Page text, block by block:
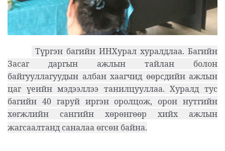
Түргэн багийн ИНХурал хуралдлаа. Багийн
Засаг даргын ажлын тайлан болон
байгууллагуудын албан хаагчид өөрсдийн ажлын
цаг үеийн мэдээллээ танилцууллаа. Хуралд тус
багийн 40 гаруй иргэн оролцож, орон нутгийн
хөгжлийн сангийн хөрөнгөөр хийх ажлын
жагсаалтанд саналаа өгсөн байна.